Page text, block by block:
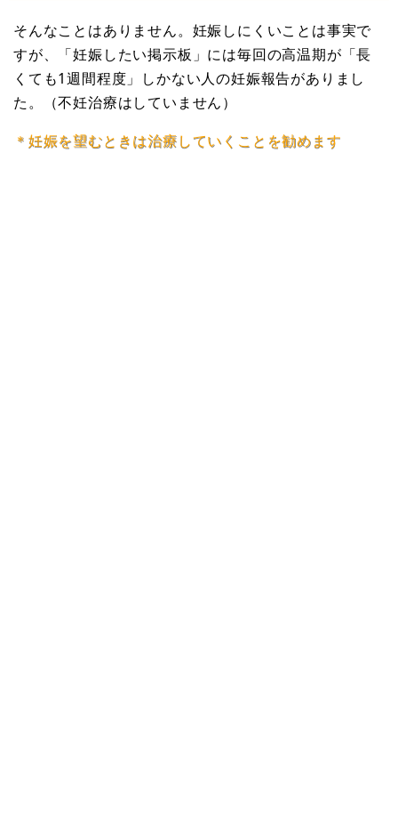
そんなことはありません。妊娠しにくいことは事実で
すが、「妊娠したい掲示板」には毎回の高温期が「長
くても1週間程度」しかない人の妊娠報告がありまし
た。（不妊治療はしていません）
＊妊娠を望むときは治療していくことを勧めます